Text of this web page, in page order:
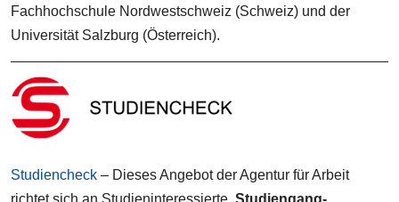
Fachhochschule Nordwestschweiz (Schweiz) und der
Universität Salzburg (Österreich).
Studiencheck – Dieses Angebot der Agentur für Arbeit
richtet sich an Studieninteressierte. Studiengang-